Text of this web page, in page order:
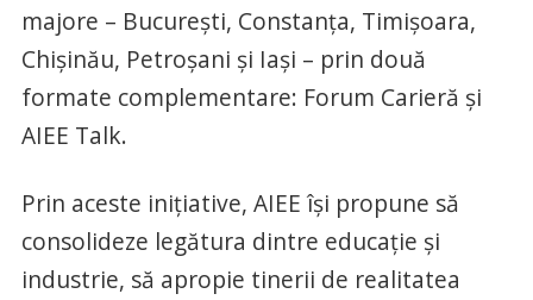
majore – București, Constanța, Timișoara,
Chișinău, Petroșani și Iași – prin două
formate complementare: Forum Carieră și
AIEE Talk.
Prin aceste inițiative, AIEE își propune să
consolideze legătura dintre educație și
industrie, să apropie tinerii de realitatea